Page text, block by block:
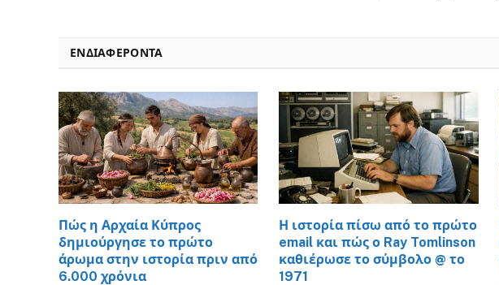
ΕΝΔΙΑΦΈΡΟΝΤΑ
Πώς η Αρχαία Κύπρος
δημιούργησε το πρώτο
άρωμα στην ιστορία πριν από
6.000 χρόνια
Η ιστορία πίσω από το πρώτο
email και πώς ο Ray Tomlinson
καθιέρωσε το σύμβολο @ το
1971